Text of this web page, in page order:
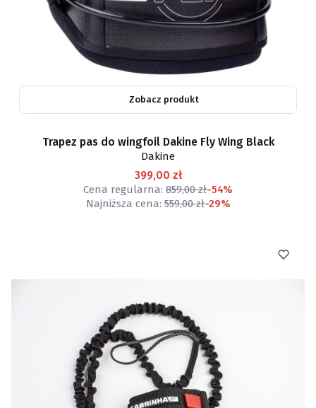
Zobacz produkt
Trapez pas do wingfoil Dakine Fly Wing Black
Dakine
399,00 zł
Cena regularna: 859,00 zł-54%
Najniższa cena: 559,00 zł-29%